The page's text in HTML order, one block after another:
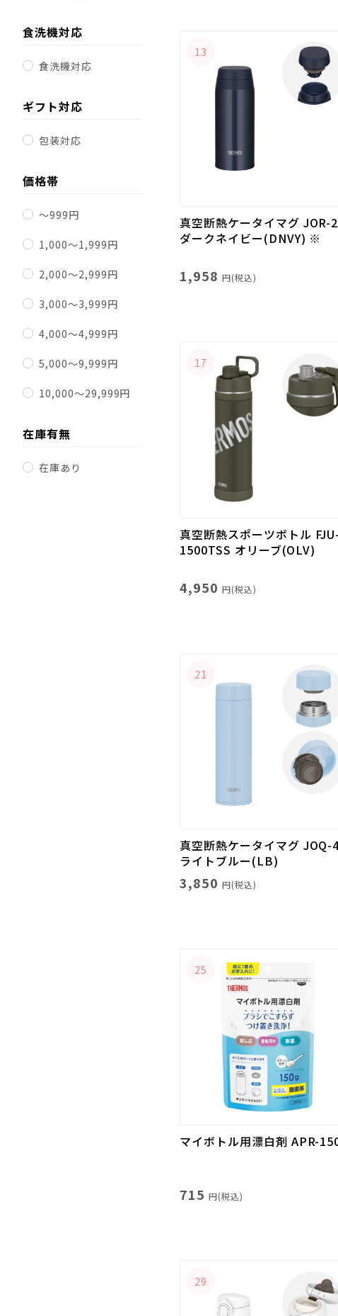
食洗機対応
食洗機対応
ギフト対応
包装対応
価格帯
～999円
1,000～1,999円
2,000～2,999円
3,000～3,999円
4,000～4,999円
5,000～9,999円
10,000～29,999円
在庫有無
在庫あり
13
真空断熱ケータイマグ JOR-
ダークネイビー(DNVY) ※
1,958 円(税込)
17
真空断熱スポーツボトル FJU-
1500TSS オリーブ(OLV)
4,950 円(税込)
21
真空断熱ケータイマグ JOQ-
ライトブルー(LB)
3,850 円(税込)
25
マイボトル用漂白剤 APR-
715 円(税込)
29